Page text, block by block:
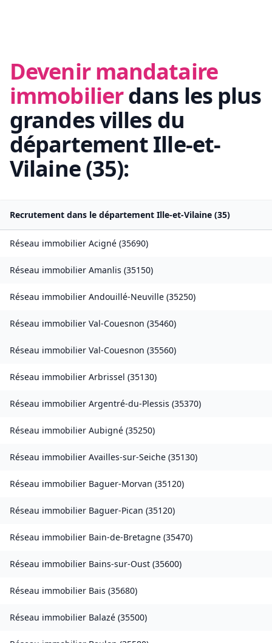
Devenir mandataire
immobilierdans les plus
grandes villes du
départementIlle-et-
Vilaine(35):
Recrutement dans le département Ille-et-Vilaine (35)
Réseau immobilier Acigné (35690)
Réseau immobilier Amanlis (35150)
Réseau immobilier Andouillé-Neuville (35250)
Réseau immobilier Val-Couesnon (35460)
Réseau immobilier Val-Couesnon (35560)
Réseau immobilier Arbrissel (35130)
Réseau immobilier Argentré-du-Plessis (35370)
Réseau immobilier Aubigné (35250)
Réseau immobilier Availles-sur-Seiche (35130)
Réseau immobilier Baguer-Morvan (35120)
Réseau immobilier Baguer-Pican (35120)
Réseau immobilier Bain-de-Bretagne (35470)
Réseau immobilier Bains-sur-Oust (35600)
Réseau immobilier Bais (35680)
Réseau immobilier Balazé (35500)